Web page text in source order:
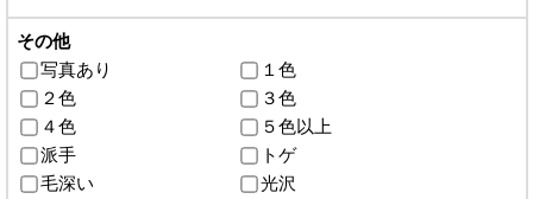
その他
写真あり
１色
２色
３色
４色
５色以上
派手
トゲ
毛深い
光沢